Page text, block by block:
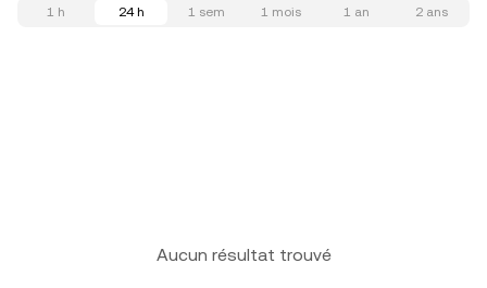
1 h 24 h 1 sem 1 mois 1 an 2 ans
Aucun résultat trouvé